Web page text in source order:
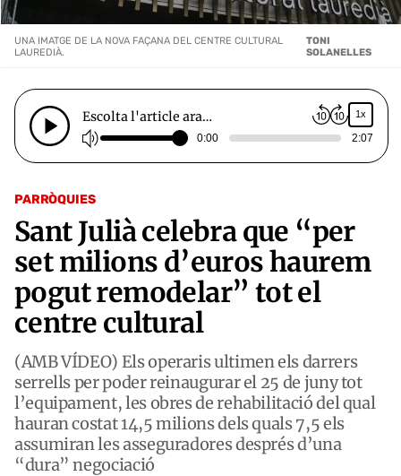
PARRÒQUIES
Sant Julià celebra que “per
set milions d’euros haurem
pogut remodelar” tot el
centre cultural
(AMB VÍDEO) Els operaris ultimen els darrers
serrells per poder reinaugurar el 25 de juny tot
l’equipament, les obres de rehabilitació del qual
hauran costat 14,5 milions dels quals 7,5 els
assumiran les asseguradores després d’una
“dura” negociació
UNA IMATGE DE LA NOVA FAÇANA DEL CENTRE CULTURAL
LAUREDIÀ.
TONI
SOLANELLES
Escolta l'article ara… 1x
0:00 2:07